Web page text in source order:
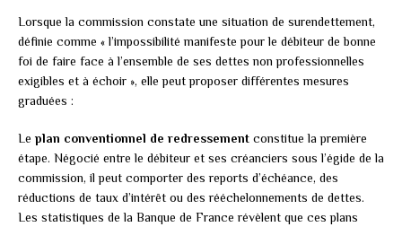
Lorsque la commission constate une situation de surendettement,
définie comme « l’impossibilité manifeste pour le débiteur de bonne
foi de faire face à l’ensemble de ses dettes non professionnelles
exigibles et à échoir », elle peut proposer différentes mesures
graduées :
Le plan conventionnel de redressement constitue la première
étape. Négocié entre le débiteur et ses créanciers sous l’égide de la
commission, il peut comporter des reports d’échéance, des
réductions de taux d’intérêt ou des rééchelonnements de dettes.
Les statistiques de la Banque de France révèlent que ces plans